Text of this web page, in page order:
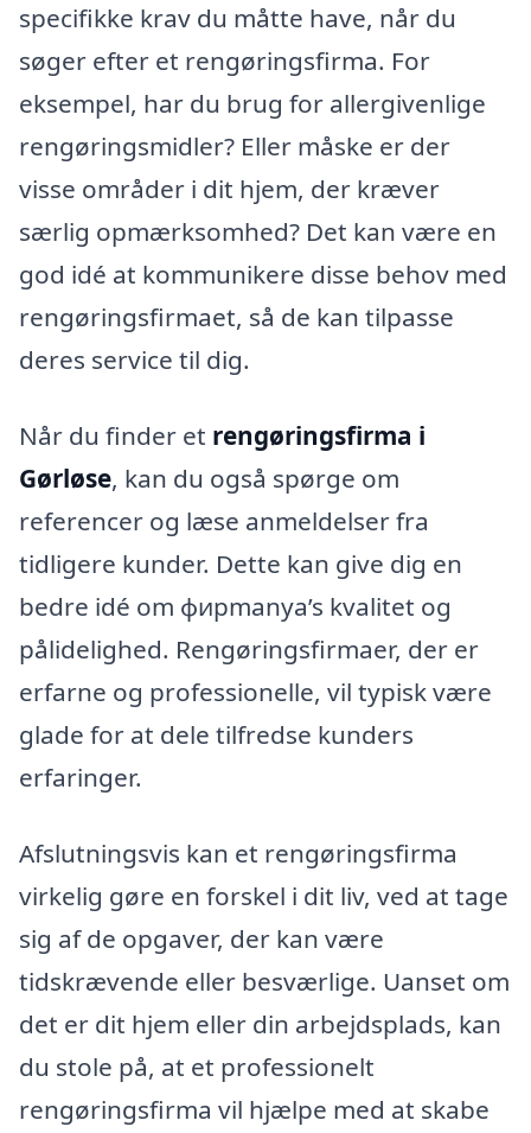
specifikke krav du måtte have, når du
søger efter et rengøringsfirma. For
eksempel, har du brug for allergivenlige
rengøringsmidler? Eller måske er der
visse områder i dit hjem, der kræver
særlig opmærksomhed? Det kan være en
god idé at kommunikere disse behov med
rengøringsfirmaet, så de kan tilpasse
deres service til dig.
Når du finder et rengøringsfirma i
Gørløse, kan du også spørge om
referencer og læse anmeldelser fra
tidligere kunder. Dette kan give dig en
bedre idé om фирmanya’s kvalitet og
pålidelighed. Rengøringsfirmaer, der er
erfarne og professionelle, vil typisk være
glade for at dele tilfredse kunders
erfaringer.
Afslutningsvis kan et rengøringsfirma
virkelig gøre en forskel i dit liv, ved at tage
sig af de opgaver, der kan være
tidskrævende eller besværlige. Uanset om
det er dit hjem eller din arbejdsplads, kan
du stole på, at et professionelt
rengøringsfirma vil hjælpe med at skabe